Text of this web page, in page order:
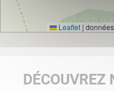
Leaflet |
DÉCOUVREZ